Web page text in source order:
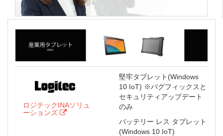
ロジテックINAソリュ
ーションズ
堅牢タブレット(Windows
10 IoT) ※バグフィックスと
セキュリティアップデート
のみ
バッテリー レス タブレット
(Windows 10 IoT)